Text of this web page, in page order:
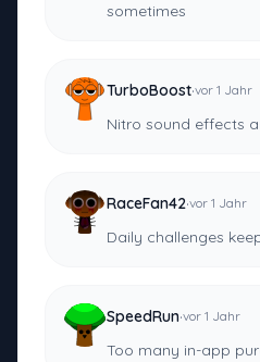
sometimes
TurboBoost·vor 1 Jahr
Nitro sound effects
RaceFan42·vor 1 Jahr
Daily challenges
SpeedRun·vor 1 Jahr
Too many in-app